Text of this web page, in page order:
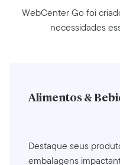
WebCenter Go foi
necessidades
Alimentos &
Destaque seus
embalagens